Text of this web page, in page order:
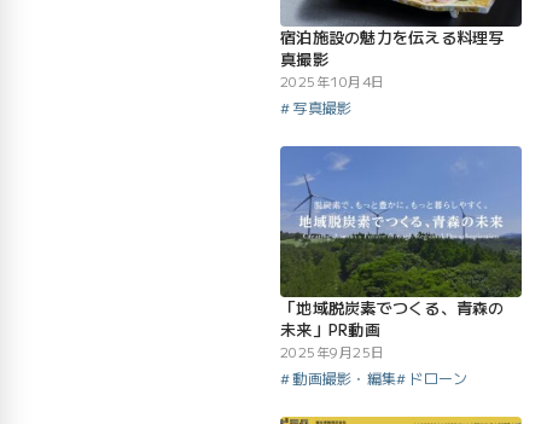
宿泊施設の魅力を伝える料理写
真撮影
2025年10月4日
写真撮影
「地域脱炭素でつくる、青森の
未来」PR動画
2025年9月25日
動画撮影・編集 ドローン